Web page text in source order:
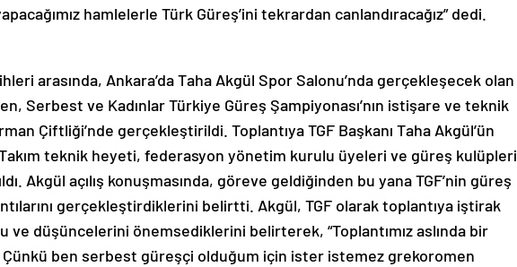
hamlelerle Türk Güreş’ini tekrardan canlandıracağız” dedi.
arasında, Ankara’da Taha Akgül Spor Salonu’nda gerçekleşecek olan
Serbest ve Kadınlar Türkiye Güreş Şampiyonası’nın istişare ve teknik
Çiftliği’nde gerçekleştirildi. Toplantıya TGF Başkanı Taha Akgül’ün
Takım teknik heyeti, federasyon yönetim kurulu üyeleri ve güreş kulüpleri
Akgül açılış konuşmasında, göreve geldiğinden bu yana TGF’nin güreş
gerçekleştirdiklerini belirtti. Akgül, TGF olarak toplantıya iştirak
ve düşüncelerini önemsediklerini belirterek, “Toplantımız aslında bir
Çünkü ben serbest güreşçi olduğum için ister istemez grekoromen